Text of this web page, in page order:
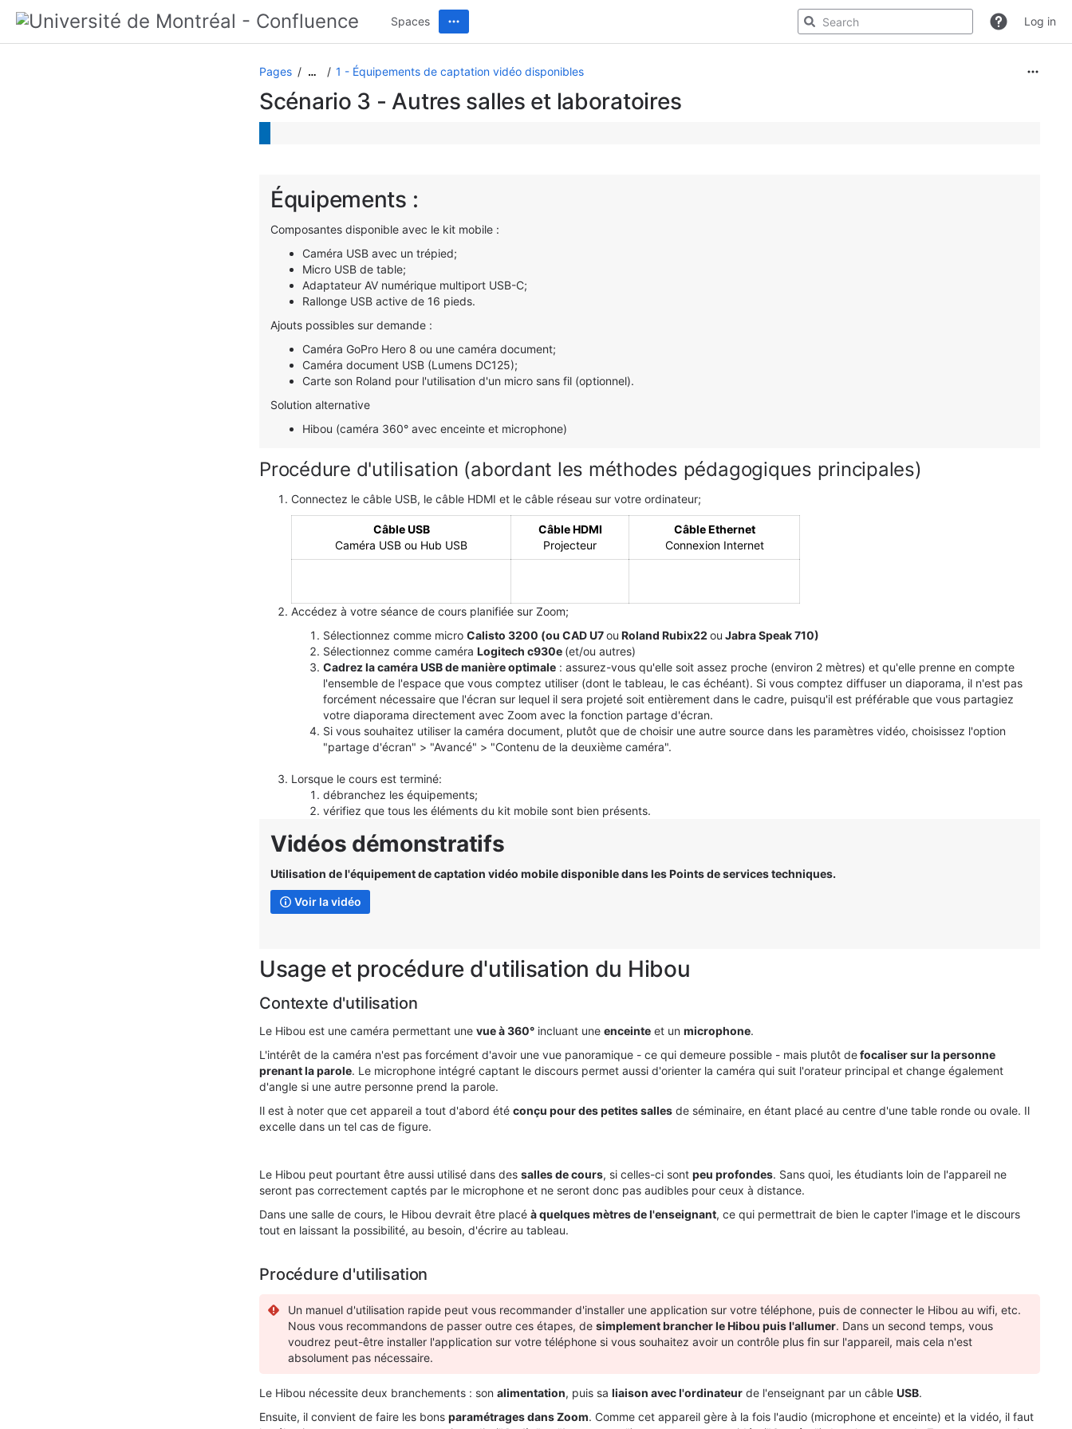
Spaces Log in
Pages … 1 - Équipements de captation vidéo disponibles
Scénario 3 - Autres salles et laboratoires
Équipements :
Composantes disponible avec le kit mobile :
Caméra USB avec un trépied;
Micro USB de table;
Adaptateur AV numérique multiport USB-C;
Rallonge USB active de 16 pieds.
Ajouts possibles sur demande :
Caméra GoPro Hero 8 ou une caméra document;
Caméra document USB (Lumens DC125);
Carte son Roland pour l'utilisation d'un micro sans fil (optionnel).
Solution alternative
Hibou (caméra 360° avec enceinte et microphone)
Procédure d'utilisation (abordant les méthodes pédagogiques principales)
Connectez le câble USB, le câble HDMI et le câble réseau sur votre ordinateur;
Câble USB
Caméra USB ou Hub USB
Câble HDMI
Projecteur
Câble Ethernet
Connexion Internet
Accédez à votre séance de cours planifiée sur Zoom;
Sélectionnez comme micro Calisto 3200 (ou CAD U7ou Roland Rubix22 ou Jabra Speak 710)
Sélectionnez comme caméra Logitech c930e (et/ou autres)
Cadrez la caméra USB de manière optimale : assurez-vous qu'elle soit assez proche (environ 2 mètres) et qu'elle prenne en compte
l'ensemble de l'espace que vous comptez utiliser (dont le tableau, le cas échéant). Si vous comptez diffuser un diaporama, il n'est pas
forcément nécessaire que l'écran sur lequel il sera projeté soit entièrement dans le cadre, puisqu'il est préférable que vous partagiez
votre diaporama directement avec Zoom avec la fonction partage d'écran.
Si vous souhaitez utiliser la caméra document, plutôt que de choisir une autre source dans les paramètres vidéo, choisissez l'option
"partage d'écran" > "Avancé" > "Contenu de la deuxième caméra".
Lorsque le cours est terminé:
débranchez les équipements;
vérifiez que tous les éléments du kit mobile sont bien présents.
Vidéos démonstratifs
Utilisation de l'équipement de captation vidéo mobile disponible dans les Points de services techniques.
Voir la vidéo
Usage et procédure d'utilisation du Hibou
Contexte d'utilisation
Le Hibou est une caméra permettant une vue à 360° incluant une enceinte et un microphone.
L'intérêt de la caméra n'est pas forcément d'avoir une vue panoramique - ce qui demeure possible - mais plutôt defocaliser sur la personne
prenant la parole. Le microphone intégré captant le discours permet aussi d'orienter la caméra qui suit l'orateur principal et change également
d'angle si une autre personne prend la parole.
Il est à noter que cet appareil a tout d'abord été conçu pour des petites salles de séminaire, en étant placé au centre d'une table ronde ou ovale. Il
excelle dans un tel cas de figure.
Le Hibou peut pourtant être aussi utilisé dans des salles de cours, si celles-ci sont peu profondes. Sans quoi, les étudiants loin de l'appareil ne
seront pas correctement captés par le microphone et ne seront donc pas audibles pour ceux à distance.
Dans une salle de cours, le Hibou devrait être placé à quelques mètres de l'enseignant, ce qui permettrait de bien le capter l'image et le discours
tout en laissant la possibilité, au besoin, d'écrire au tableau.
Procédure d'utilisation
Un manuel d'utilisation rapide peut vous recommander d'installer une application sur votre téléphone, puis de connecter le Hibou au wifi, etc.
Nous vous recommandons de passer outre ces étapes, de simplement brancher le Hibou puis l'allumer. Dans un second temps, vous
voudrez peut-être installer l'application sur votre téléphone si vous souhaitez avoir un contrôle plus fin sur l'appareil, mais cela n'est
absolument pas nécessaire.
Le Hibou nécessite deux branchements : son alimentation, puis sa liaison avec l'ordinateur de l'enseignant par un câble USB.
Ensuite, il convient de faire les bons paramétrages dans Zoom. Comme cet appareil gère à la fois l'audio (microphone et enceinte) et la vidéo, il faut